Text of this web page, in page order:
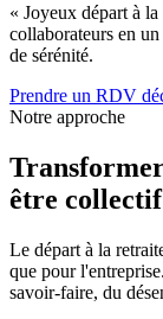
« Joyeux départ à
collaborateurs en
de sérénité.
Prendre un RDV
Notre approche
être collectif
Le départ à la
que pour
savoir-faire, du